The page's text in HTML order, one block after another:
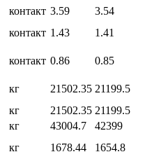
контакт 3.59
3.54
контакт 1.43
1.41
контакт 0.86
0.85
кг 21502.35 21199.5
кг 21502.35 21199.5
кг 43004.7
42399
кг 1678.44
1654.8